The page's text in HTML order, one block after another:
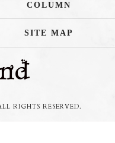
COLUMN
SITE MAP
RIGHTS RESERVED.